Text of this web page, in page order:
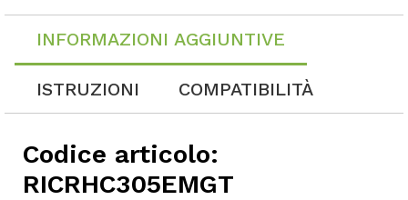
INFORMAZIONI AGGIUNTIVE
ISTRUZIONI COMPATIBILITÀ
Codice articolo:
RICRHC305EMGT